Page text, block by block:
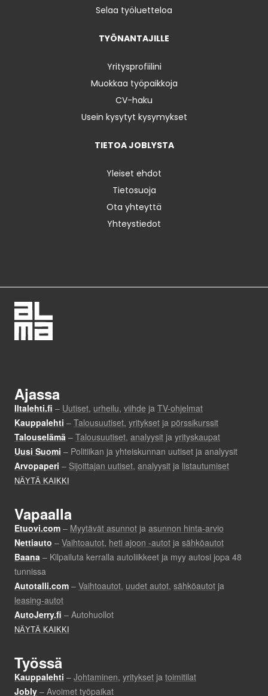
Selaa työluetteloa
TYÖNANTAJILLE
Yritysprofiilini
Muokkaa työpaikkoja
CV-haku
Usein kysytyt kysymykset
TIETOA JOBLYSTA
Yleiset ehdot
Tietosuoja
Ota yhteyttä
Yhteystiedot